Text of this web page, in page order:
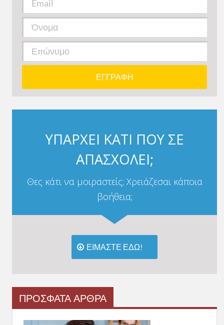
ΥΠΑΡΧΕΙ ΚΑΤΙ ΠΟΥ ΣΕ
ΑΠΑΣΧΟΛΕΙ;
Θες κάτι να μοιραστείς; Χρειάζεσαι κάποια
βοήθεια;
ΕΙΜΑΣΤΕ ΕΔΩ!
ΠΡΟΣΦΑΤΑ ΑΡΘΡΑ